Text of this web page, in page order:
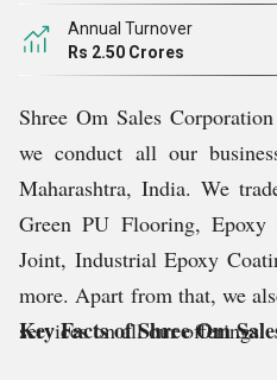
Annual Turnover
Rs 2.50 Crores
Shree Om Sales
we conduct all our
Maharashtra, India. We
Green PU Flooring,
Joint, Industrial Epoxy
more. Apart from that, we
services on all our offerings.
Key Facts of Shree Om